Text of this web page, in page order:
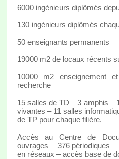
6000 ingénieurs diplômés
130 ingénieurs diplômés
50 enseignants permanents
19000 m2 de locaux récents
10000 m2 enseignement
recherche
15 salles de TD – 3 amphis –
vivantes – 11 salles
de TP pour chaque filière.
Accès au Centre de
ouvrages – 376 périodiques
en réseaux – accès base de